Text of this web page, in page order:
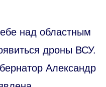
над областным
дроны ВСУ.
Александр